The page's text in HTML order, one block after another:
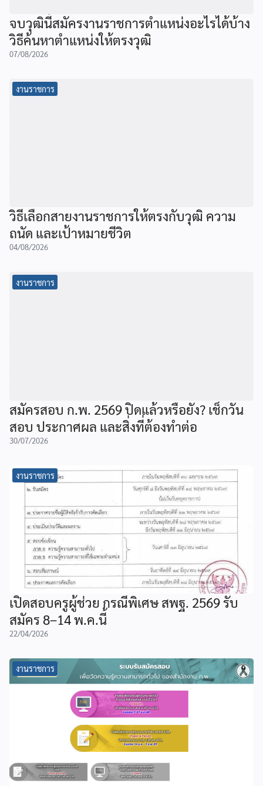
จบวุฒินี้สมัครงานราชการตำแหน่งอะไรได้บ้าง
วิธีค้นหาตำแหน่งให้ตรงวุฒิ
07/08/2026
งานราชการ
วิธีเลือกสายงานราชการให้ตรงกับวุฒิ ความ
ถนัด และเป้าหมายชีวิต
04/08/2026
งานราชการ
สมัครสอบ ก.พ. 2569 ปิดแล้วหรือยัง? เช็กวัน
สอบ ประกาศผล และสิ่งที่ต้องทำต่อ
30/07/2026
งานราชการ
เปิดสอบครูผู้ช่วย กรณีพิเศษ สพฐ. 2569 รับ
สมัคร 8–14 พ.ค.นี้
22/04/2026
งานราชการ